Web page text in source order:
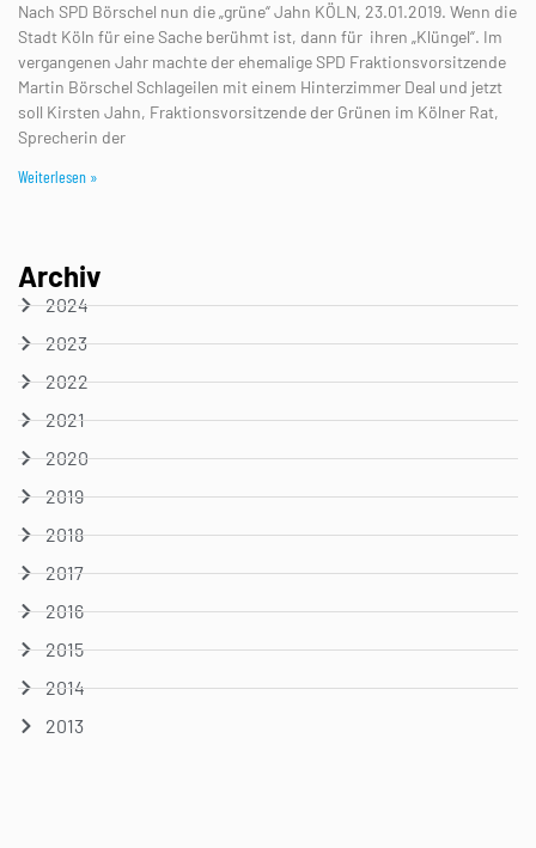
Nach SPD Börschel nun die „grüne“ Jahn KÖLN, 23.01.2019. Wenn die
Stadt Köln für eine Sache berühmt ist, dann für ihren „Klüngel“. Im
vergangenen Jahr machte der ehemalige SPD Fraktionsvorsitzende
Martin Börschel Schlageilen mit einem Hinterzimmer Deal und jetzt
soll Kirsten Jahn, Fraktionsvorsitzende der Grünen im Kölner Rat,
Sprecherin der
Weiterlesen »
Archiv
2024
2023
2022
2021
2020
2019
2018
2017
2016
2015
2014
2013